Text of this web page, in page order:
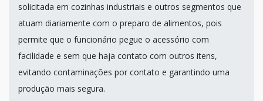
solicitada em cozinhas industriais e outros segmentos que
atuam diariamente com o preparo de alimentos, pois
permite que o funcionário pegue o acessório com
facilidade e sem que haja contato com outros itens,
evitando contaminações por contato e garantindo uma
produção mais segura.